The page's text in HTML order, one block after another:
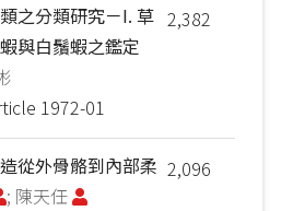
2,382
之分類研究－I. 草
與白鬚蝦之鑑定
1972-01
2,096
從外骨骼到內部柔
; 陳天任